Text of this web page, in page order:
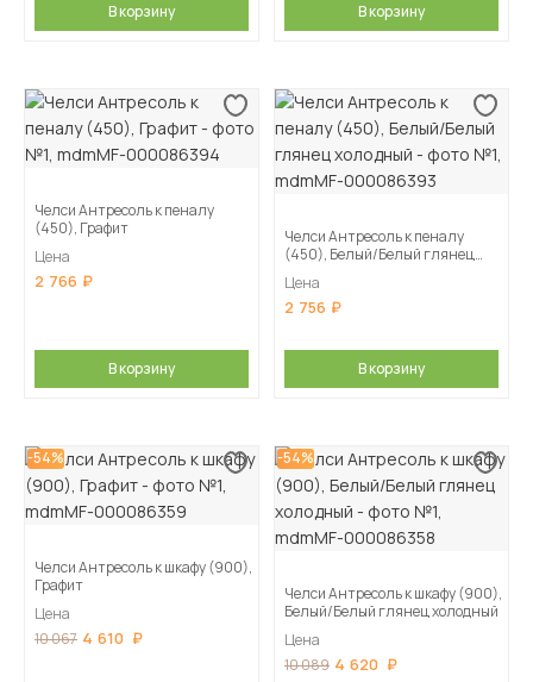
В корзину В корзину
Челси Антресоль к пеналу
(450), Графит
Цена
2 766
В корзину
Челси Антресоль к пеналу
(450), Белый/Белый глянец
Цена
2 756
В корзину
-54%
Челси Антресоль к шкафу (900),
Графит
Цена
10 067 4 610
-54%
Челси Антресоль к шкафу (900),
Белый/Белый глянец холодный
Цена
10 089 4 620